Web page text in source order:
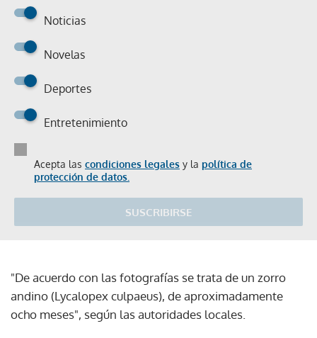
Noticias
Novelas
Deportes
Entretenimiento
Acepta las condiciones legales y la política de
protección de datos.
SUSCRIBIRSE
"De acuerdo con las fotografías se trata de un zorro
andino (Lycalopex culpaeus), de aproximadamente
ocho meses", según las autoridades locales.